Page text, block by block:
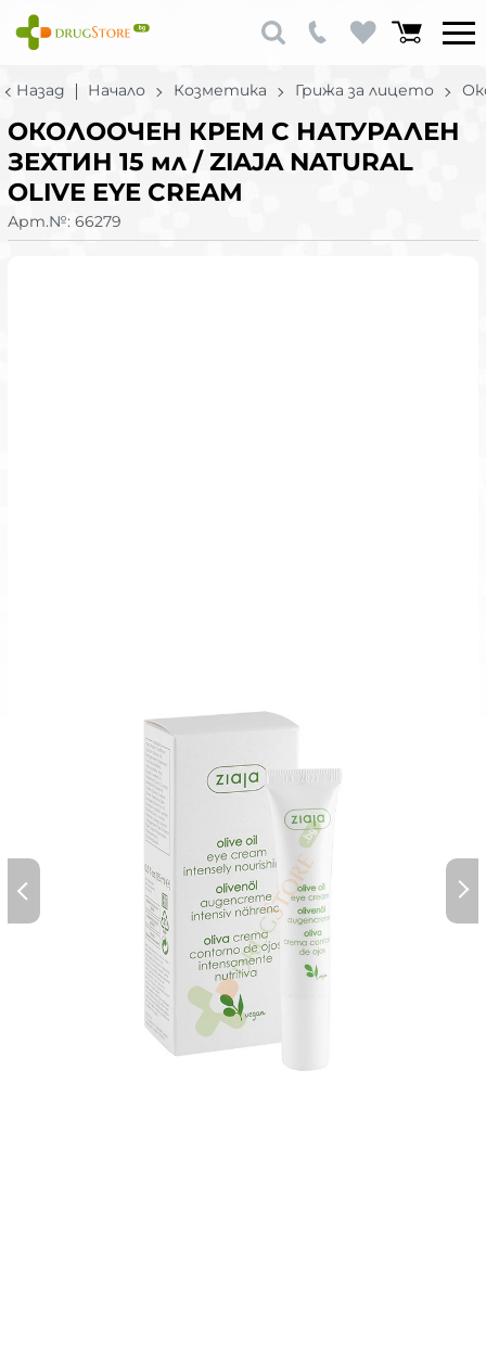
Назад Начало Козметика Грижа за лицето
ОКОЛООЧЕН КРЕМ С НАТУРАЛЕН
ЗЕХТИН 15 мл / ZIAJA NATURAL
OLIVE EYE CREAM
Арт.№: 66279